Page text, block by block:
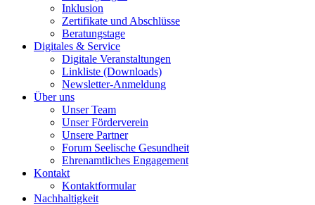
Inklusion
Zertifikate und Abschlüsse
Beratungstage
Digitales & Service
Digitale Veranstaltungen
Linkliste (Downloads)
Newsletter-Anmeldung
Über uns
Unser Team
Unser Förderverein
Unsere Partner
Forum Seelische Gesundheit
Ehrenamtliches Engagement
Kontakt
Kontaktformular
Nachhaltigkeit